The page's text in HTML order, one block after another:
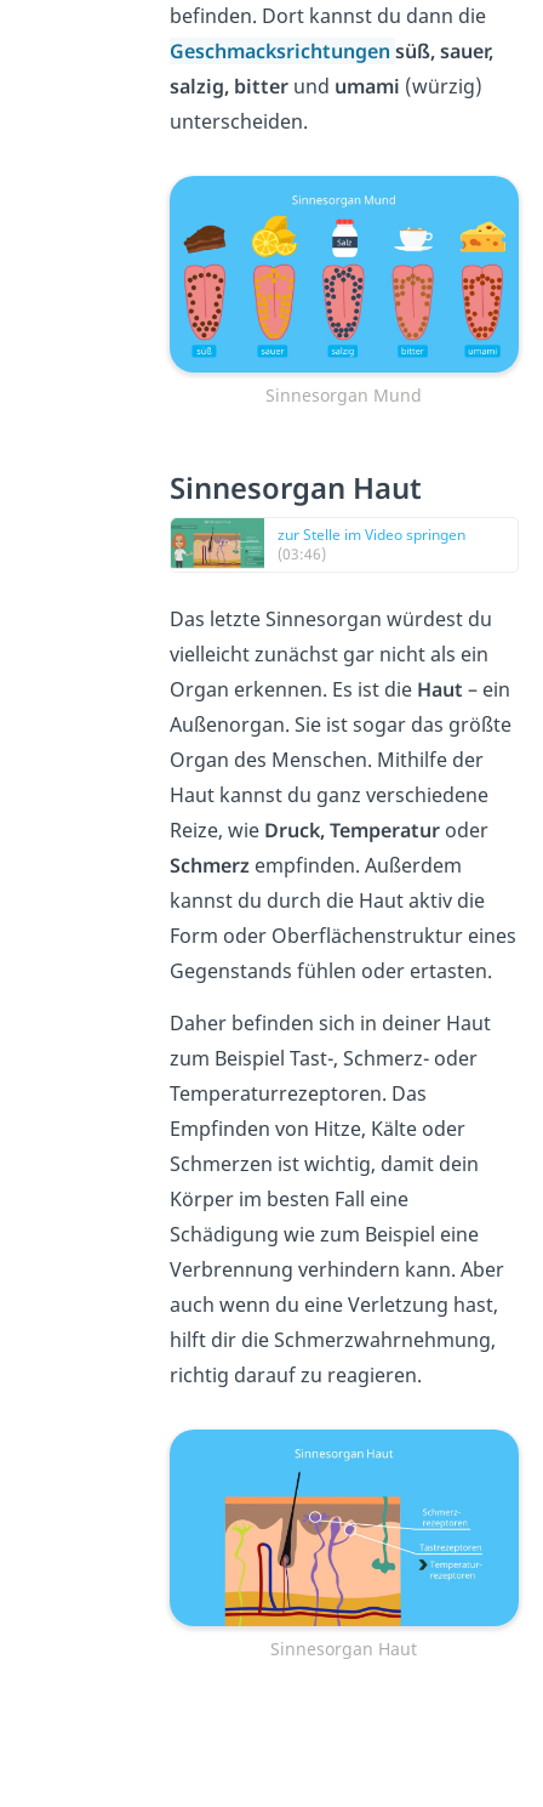
befinden. Dort kannst du dann die
Geschmacksrichtungen süß, sauer,
salzig, bitterund umami (würzig)
unterscheiden.
Sinnesorgan Mund
Sinnesorgan Haut
zur Stelle im Video springen
(03:46)
Das letzte Sinnesorgan würdest du
vielleicht zunächst gar nicht als ein
Organ erkennen. Es ist die Haut – ein
Außenorgan. Sie ist sogar das größte
Organ des Menschen. Mithilfe der
Haut kannst du ganz verschiedene
Reize, wie Druck, Temperaturoder
Schmerzempfinden. Außerdem
kannst du durch die Haut aktiv die
Form oder Oberflächenstruktur eines
Gegenstands fühlen oder ertasten.
Daher befinden sich in deiner Haut
zum Beispiel Tast-, Schmerz- oder
Temperaturrezeptoren. Das
Empfinden von Hitze, Kälte oder
Schmerzen ist wichtig, damit dein
Körper im besten Fall eine
Schädigung wie zum Beispiel eine
Verbrennung verhindern kann. Aber
auch wenn du eine Verletzung hast,
hilft dir die Schmerzwahrnehmung,
richtig darauf zu reagieren.
Sinnesorgan Haut